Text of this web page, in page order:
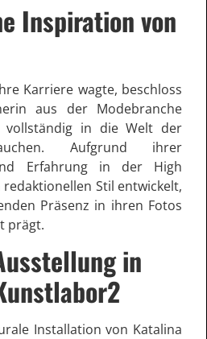
Inspiration von
Karriere wagte, beschloss
aus der Modebranche
vollständig in die Welt der
Aufgrund ihrer
Erfahrung in der High
Stil entwickelt,
Präsenz in ihren Fotos
prägt.
in
Installation von Katalina